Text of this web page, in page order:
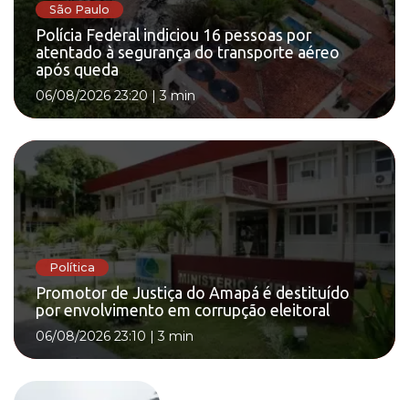
São Paulo
Polícia Federal indiciou 16 pessoas por
atentado à segurança do transporte aéreo
após queda
06/08/2026 23:20 |3 min
Política
Promotor de Justiça do Amapá é destituído
por envolvimento em corrupção eleitoral
06/08/2026 23:10 |3 min